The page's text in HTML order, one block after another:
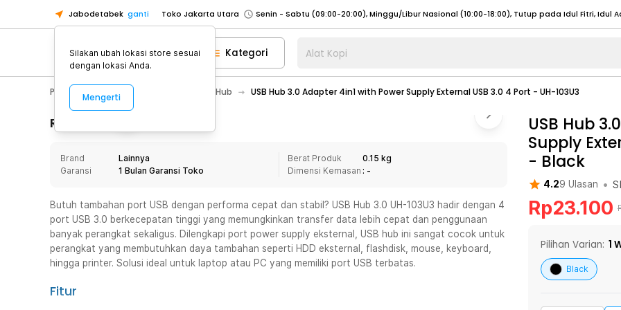
Jabodetabek ganti Toko Jakarta Utara
Toko Tangerang
Toko Cikupa
Pick n Go Jakarta Barat
Senin - Jumat (07:00 - 20:00), Sabtu - Minggu (08:00 - 20:00), Tutup pada Idul Fitri
Pick n Go Bekasi
Senin - Jumat (08:00 - 20:00), Sabtu - Minggu/ Libur Nasional (08:00 - 17:00) Selengkapnya
Senin - Jumat (08:00 - 20:00), Sabtu - Minggu/ Libur Nasional (08:00 - 17:00) Selengkapnya
Senin - Sabtu (09:00-20:00), Minggu/Libur Nasional (12:00-20:00), Tutup pada Idul Fitri
Senin - Sabtu (09:00-20:00), Minggu/Libur Nasional (12:00-20:00), Tutup pada Idul Fitri
Toko Tangerang
Toko Cikupa
Pick n Go Jakarta Barat
Senin - Jumat (07:00 - 20:00), Sabtu - Minggu (08:00 - 20:00), Tutup pada Idul Fitri
Pick n Go Bekasi
Senin - Jumat (08:00 - 20:00), Sabtu - Minggu/ Libur Nasional (08:00 - 17:00) Selengkapnya
Kategori Alat Kopi
PC & Laptop Aksesoris USB USB Hub USB Hub 3.0 Adapter 4in1 with Power Supply External USB 3.0 4 Port - UH-103U3
Rincian Produk
Brand
Lainnya
Garansi
1 Bulan Garansi Toko
Berat Produk
0.15 kg
Dimensi Kemasan : -
Butuh tambahan port USB dengan performa cepat dan stabil? USB Hub 3.0 UH-103U3 hadir dengan 4
port USB 3.0 berkecepatan tinggi yang memungkinkan transfer data lebih cepat dan penggunaan
banyak perangkat sekaligus. Dilengkapi port power supply eksternal, USB hub ini sangat cocok untuk
perangkat yang membutuhkan daya tambahan seperti HDD eksternal, flashdisk, mouse, keyboard,
hingga printer. Solusi ideal untuk laptop atau PC yang memiliki port USB terbatas.
Fitur
USB Hub
Supply
- Black
4.29 Ulasan •
Rp23.100
Pilihan Varian: 1
Black
Silakan ubah lokasi store sesuai
dengan lokasi Anda.
Mengerti